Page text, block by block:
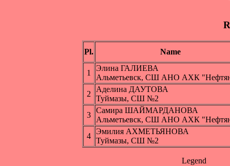
Pl. Name
1
Элина ГАЛИЕВА
Альметьевск, СШ АНО АХК
2
Аделина ДАУТОВА
Туймазы, СШ №2
3
Самира ШАЙМАРДАНОВА
Альметьевск, СШ АНО АХК
4
Эмилия АХМЕТЬЯНОВА
Туймазы, СШ №2
Legend